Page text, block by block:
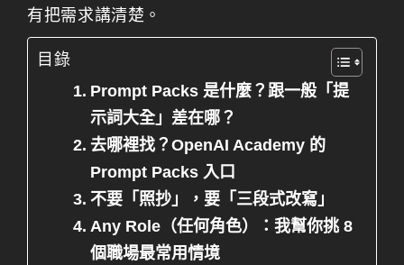
有把需求講清楚。
目錄
Prompt Packs 是什麼？跟一般「提
示詞大全」差在哪？
去哪裡找？OpenAI Academy 的
Prompt Packs 入口
不要「照抄」，要「三段式改寫」
Any Role（任何角色）：我幫你挑 8
個職場最常用情境